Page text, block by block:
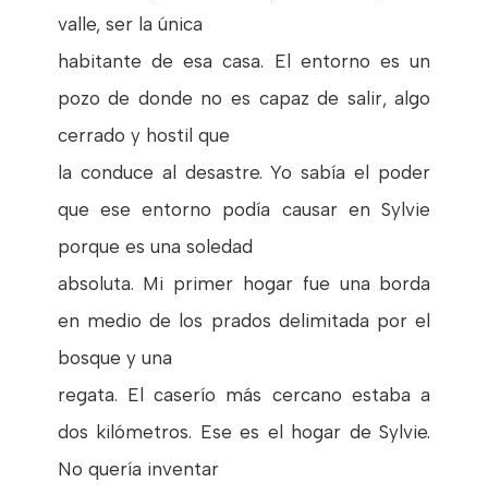
valle, ser la única
habitante de esa casa. El entorno es un
pozo de donde no es capaz de salir, algo
cerrado y hostil que
la conduce al desastre. Yo sabía el poder
que ese entorno podía causar en Sylvie
porque es una soledad
absoluta. Mi primer hogar fue una borda
en medio de los prados delimitada por el
bosque y una
regata. El caserío más cercano estaba a
dos kilómetros. Ese es el hogar de Sylvie.
No quería inventar